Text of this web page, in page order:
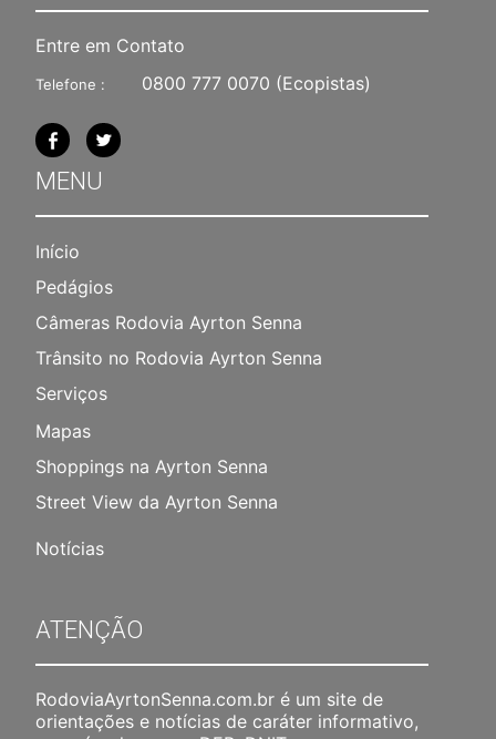
Entre em Contato
Telefone : 0800 777 0070 (Ecopistas)
MENU
Início
Pedágios
Câmeras Rodovia Ayrton Senna
Trânsito no Rodovia Ayrton Senna
Serviços
Mapas
Shoppings na Ayrton Senna
Street View da Ayrton Senna
Notícias
ATENÇÃO
RodoviaAyrtonSenna.com.br é um site de
orientações e notícias de caráter informativo,